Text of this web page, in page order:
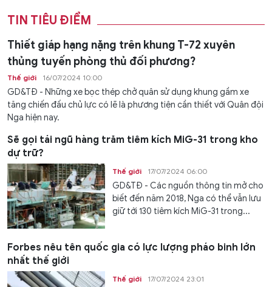
TIN TIÊU ĐIỂM
Thiết giáp hạng nặng trên khung T-72 xuyên
thủng tuyến phòng thủ đối phương?
Thế giới 16/07/2024 10:00
GD&TĐ - Những xe bọc thép chở quân sử dụng khung gầm xe
tăng chiến đấu chủ lực có lẽ là phương tiện cần thiết với Quân đội
Nga hiện nay.
Sẽ gọi tái ngũ hàng trăm tiêm kích MiG-31 trong kho
dự trữ?
Thế giới 17/07/2024 06:00
GD&TĐ - Các nguồn thông tin mở cho
biết đến năm 2018, Nga có thể vẫn lưu
giữ tới 130 tiêm kích MiG-31 trong...
Forbes nêu tên quốc gia có lực lượng pháo binh lớn
nhất thế giới
Thế giới 17/07/2024 23:01